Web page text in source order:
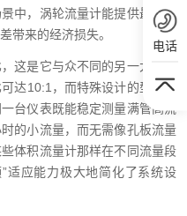
中，涡轮流量计能提供最接近
带来的经济损失。
这是它与众不同的另一大杀手
达10:1，而特殊设计的型号甚
台仪表既能稳定测量满管高流
的小流量，而无需像孔板流量
体积流量计那样在不同流量段
适应能力极大地简化了系统设
电话